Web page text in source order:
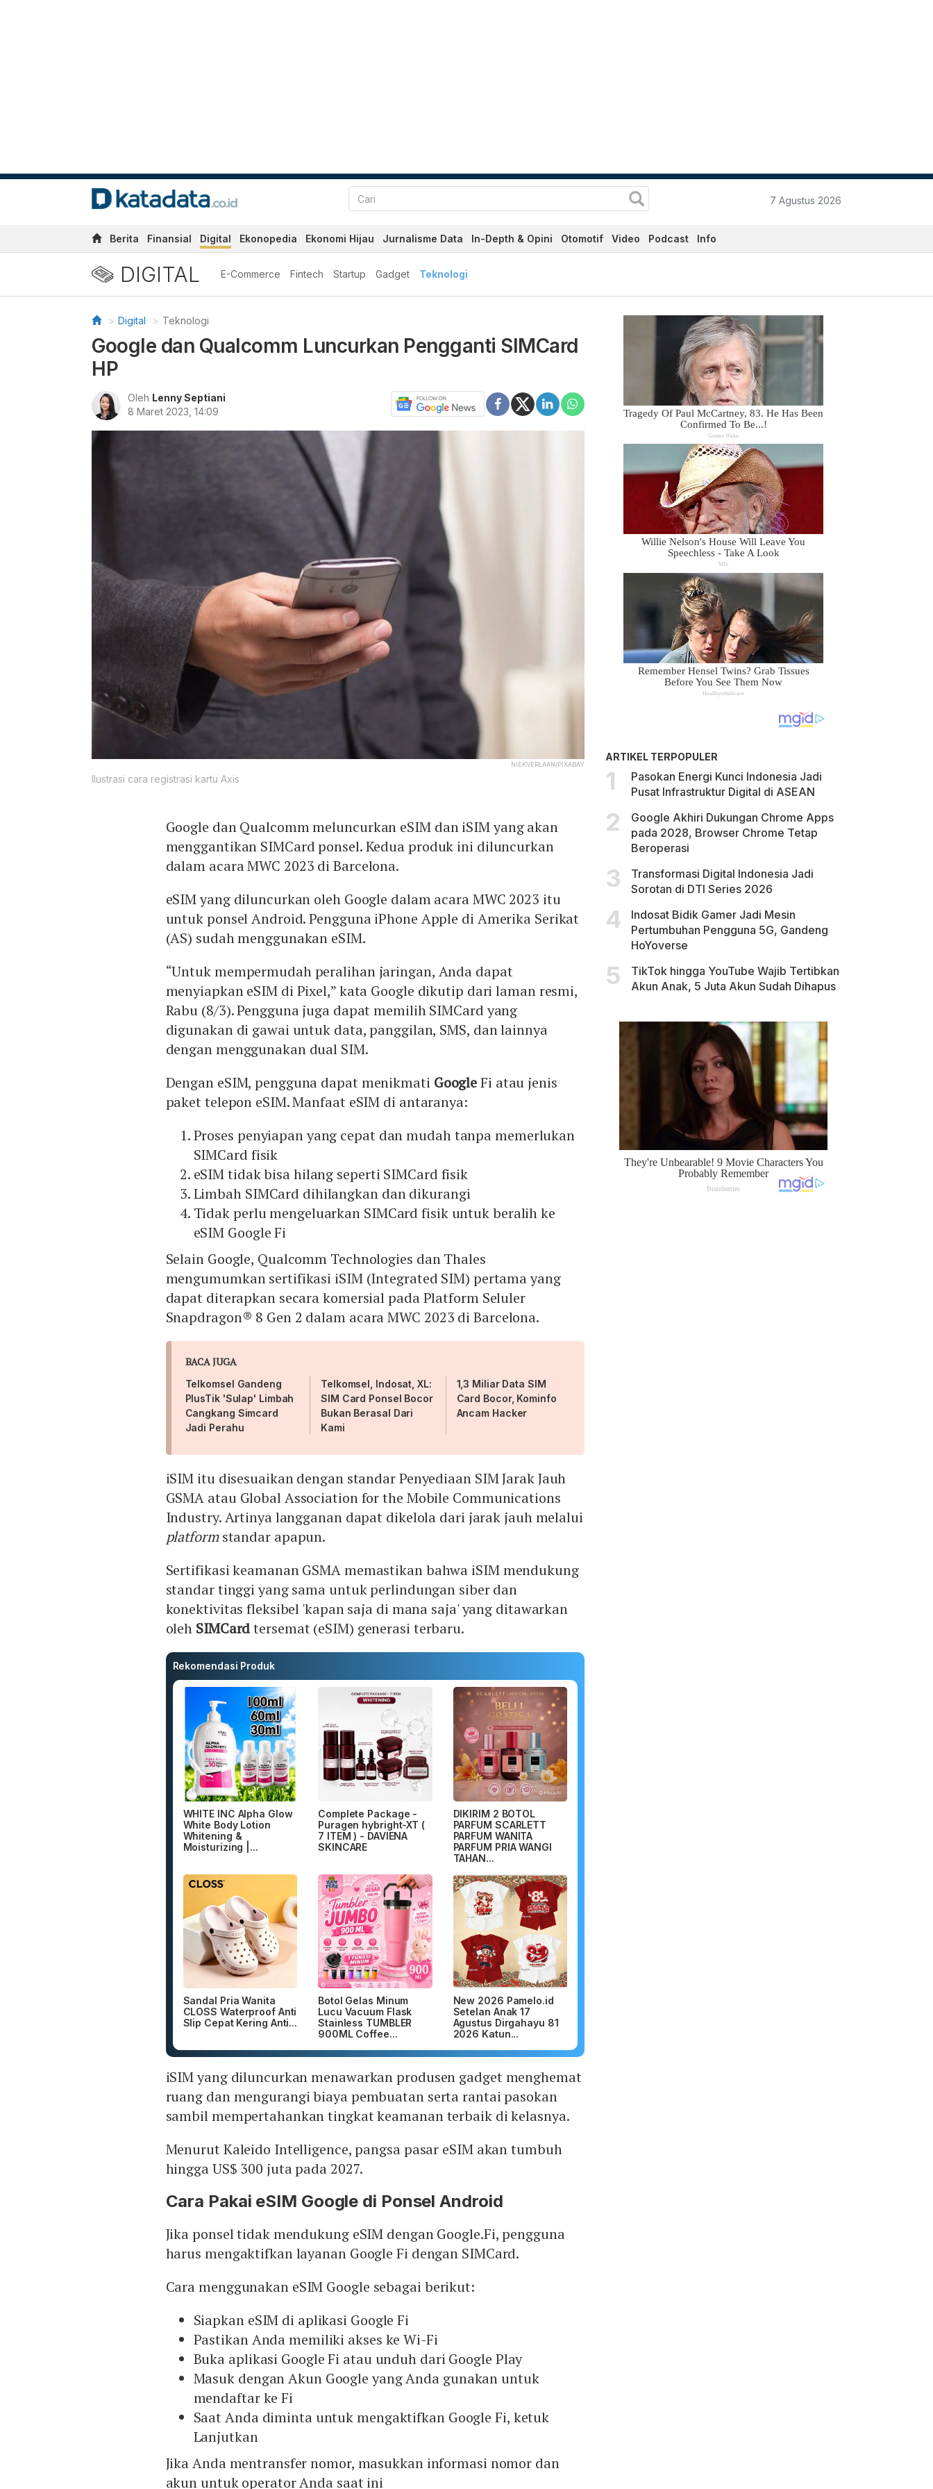
7 Agustus 2026
Berita Finansial Digital Ekonopedia Ekonomi Hijau Jurnalisme Data In-Depth & Opini Otomotif Video Podcast Info
DIGITAL E-Commerce Fintech Startup Gadget Teknologi
Digital Teknologi
Google dan Qualcomm Luncurkan Pengganti SIMCard
HP
Oleh Lenny Septiani
8 Maret 2023, 14:09
NIEKVERLAAN/PIXABAY
Ilustrasi cara registrasi kartu Axis
Google dan Qualcomm meluncurkan eSIM dan iSIM yang akan
menggantikan SIMCard ponsel. Kedua produk ini diluncurkan
dalam acara MWC 2023 di Barcelona.
eSIM yang diluncurkan oleh Google dalam acara MWC 2023 itu
untuk ponsel Android. Pengguna iPhone Apple di Amerika Serikat
(AS) sudah menggunakan eSIM.
“Untuk mempermudah peralihan jaringan, Anda dapat
menyiapkan eSIM di Pixel,” kata Google dikutip dari laman resmi,
Rabu (8/3). Pengguna juga dapat memilih SIMCard yang
digunakan di gawai untuk data, panggilan, SMS, dan lainnya
dengan menggunakan dual SIM.
Dengan eSIM, pengguna dapat menikmati GoogleFi atau jenis
paket telepon eSIM. Manfaat eSIM di antaranya:
Proses penyiapan yang cepat dan mudah tanpa memerlukan
SIMCard fisik
eSIM tidak bisa hilang seperti SIMCard fisik
Limbah SIMCard dihilangkan dan dikurangi
Tidak perlu mengeluarkan SIMCard fisik untuk beralih ke
eSIM Google Fi
Selain Google, Qualcomm Technologies dan Thales
mengumumkan sertifikasi iSIM (Integrated SIM) pertama yang
dapat diterapkan secara komersial pada Platform Seluler
Snapdragon® 8 Gen 2 dalam acara MWC 2023 di Barcelona.
BACA JUGA
Telkomsel Gandeng
PlusTik 'Sulap' Limbah
Cangkang Simcard
Jadi Perahu
Telkomsel, Indosat, XL:
SIM Card Ponsel Bocor
Bukan Berasal Dari
Kami
1,3 Miliar Data SIM
Card Bocor, Kominfo
Ancam Hacker
iSIM itu disesuaikan dengan standar Penyediaan SIM Jarak Jauh
GSMA atau Global Association for the Mobile Communications
Industry. Artinya langganan dapat dikelola dari jarak jauh melalui
platformstandar apapun.
Sertifikasi keamanan GSMA memastikan bahwa iSIM mendukung
standar tinggi yang sama untuk perlindungan siber dan
konektivitas fleksibel 'kapan saja di mana saja' yang ditawarkan
oleh SIMCardtersemat (eSIM) generasi terbaru.
Rekomendasi Produk
WHITE INC Alpha Glow
White Body Lotion
Whitening &
Moisturizing |...
Complete Package -
Puragen hybright-XT (
7 ITEM ) - DAVIENA
SKINCARE
DIKIRIM 2 BOTOL
PARFUM SCARLETT
PARFUM WANITA
PARFUM PRIA WANGI
TAHAN...
Sandal Pria Wanita
CLOSS Waterproof Anti
Slip Cepat Kering Anti...
Botol Gelas Minum
Lucu Vacuum Flask
Stainless TUMBLER
900ML Coffee...
New 2026 Pamelo.id
Setelan Anak 17
Agustus Dirgahayu 81
2026 Katun...
iSIM yang diluncurkan menawarkan produsen gadget menghemat
ruang dan mengurangi biaya pembuatan serta rantai pasokan
sambil mempertahankan tingkat keamanan terbaik di kelasnya.
Menurut Kaleido Intelligence, pangsa pasar eSIM akan tumbuh
hingga US$ 300 juta pada 2027.
Cara Pakai eSIM Google di Ponsel Android
Jika ponsel tidak mendukung eSIM dengan Google.Fi, pengguna
harus mengaktifkan layanan Google Fi dengan SIMCard.
Cara menggunakan eSIM Google sebagai berikut:
Siapkan eSIM di aplikasi Google Fi
Pastikan Anda memiliki akses ke Wi-Fi
Buka aplikasi Google Fi atau unduh dari Google Play
Masuk dengan Akun Google yang Anda gunakan untuk
mendaftar ke Fi
Saat Anda diminta untuk mengaktifkan Google Fi, ketuk
Lanjutkan
Jika Anda mentransfer nomor, masukkan informasi nomor dan
akun untuk operator Anda saat ini
ARTIKEL TERPOPULER
Pasokan Energi Kunci Indonesia Jadi
Pusat Infrastruktur Digital di ASEAN
Google Akhiri Dukungan Chrome Apps
pada 2028, Browser Chrome Tetap
Beroperasi
Transformasi Digital Indonesia Jadi
Sorotan di DTI Series 2026
Indosat Bidik Gamer Jadi Mesin
Pertumbuhan Pengguna 5G, Gandeng
HoYoverse
TikTok hingga YouTube Wajib Tertibkan
Akun Anak, 5 Juta Akun Sudah Dihapus